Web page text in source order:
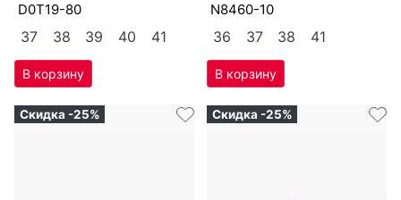
D0T19-80
37 38 39 40 41
N8460-10
36 37 38 41
Скидка -25% Скидка -25%